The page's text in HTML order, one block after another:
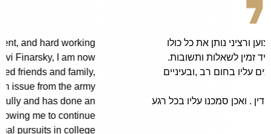
Thanks to the wonderful, patient, and hard working
services provided by the attorney Avi Finarsky, I am now
able to visit Israel, and my beloved friends and family,
He has represented me successfully and has done an
great service for my family, thus allowing me to continue